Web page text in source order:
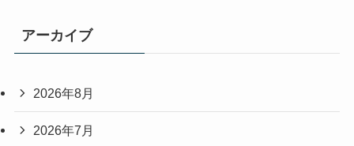
アーカイブ
2026年8月
2026年7月